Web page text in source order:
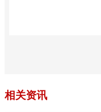
相关资讯